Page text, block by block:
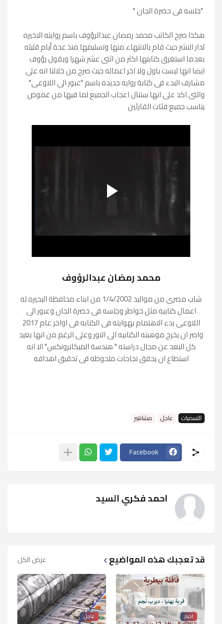
"جلسه فى حضرة الجان "
هكذا صرح الكاتب محمد رمضان عبدالرؤوف باسم روايته الاخيره
لدار النشر حيث قام بالانتهاء منها وتسليمها منذ عدة أيام قليله
بعدما استغرق كتابتها اكثر من اثنى عشر شهرا ويقول رؤوف
ايضا انها ليست باول ولا اخر اعماله حيث صرح من خلالنا انه على
مشارف البدء فى كتابة روايه جديده باسم "عبور الى اللاوعى"
والتى اكد على انها ستنال اعجاب الجميع لما فيها من غموض
يناسب جميع فئات القارئين
محمد رمضان عبدالرؤوف
شاب مصرى من مواليد 1/4/2002 من ابناء محافظة البحيره له
اعمال كتابيه مثل خواطر وجلسه فى حضرة الجان وعبور الى
اللاوعى بدء الاهتمام بهوايته فى الكتابه فى اواخر عام 2017
واصر ان يخرج موهبته الكتابيه الى النور وعلى الرغم من انها بعيد
كل البعد عن مجال دراسته " هندسة الميكانرونكس" الا انه
استطاع ان يحقق نجاحات ملحوظه فى تحقيق اهدافه
التسميات عاجل مشاهير
Facebook
احمد فكري السيد
قد تعجبك هذه المواضيع عرض الكل
اخبار عاجل